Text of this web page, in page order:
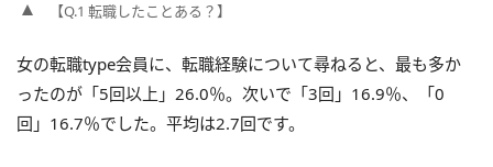
【Q.1 転職したことある？】
女の転職type会員に、転職経験について尋ねると、最も多か
ったのが「5回以上」26.0％。次いで「3回」16.9％、「0
回」16.7％でした。平均は2.7回です。